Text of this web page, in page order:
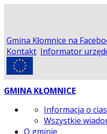
Gmina Kłomnice na
Kontakt Informator
GMINA KŁOMNICE
Informacja o
Wszystkie
O gminie